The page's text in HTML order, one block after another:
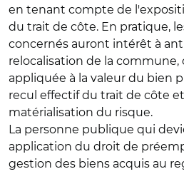
en tenant compte de
du trait de côte. En pratique,
concernés auront intérêt à
relocalisation de la commune,
appliquée à la valeur du bien
recul effectif du trait de côte
matérialisation du risque.
La personne publique qui
application du droit de
gestion des biens acquis au